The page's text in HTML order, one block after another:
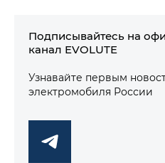
Подписывайтесь на
канал EVOLUTE
Узнавайте первым
электромобиля России